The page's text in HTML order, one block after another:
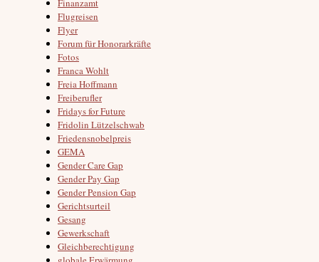
Finanzamt
Flugreisen
Flyer
Forum für Honorarkräfte
Fotos
Franca Wohlt
Freia Hoffmann
Freiberufler
Fridays for Future
Fridolin Lützelschwab
Friedensnobelpreis
GEMA
Gender Care Gap
Gender Pay Gap
Gender Pension Gap
Gerichtsurteil
Gesang
Gewerkschaft
Gleichberechtigung